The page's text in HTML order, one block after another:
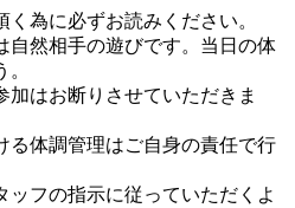
為に必ずお読みください。
自然相手の遊びです。当日の体
加はお断りさせていただきま
る体調管理はご自身の責任で行
ッフの指示に従っていただくよ